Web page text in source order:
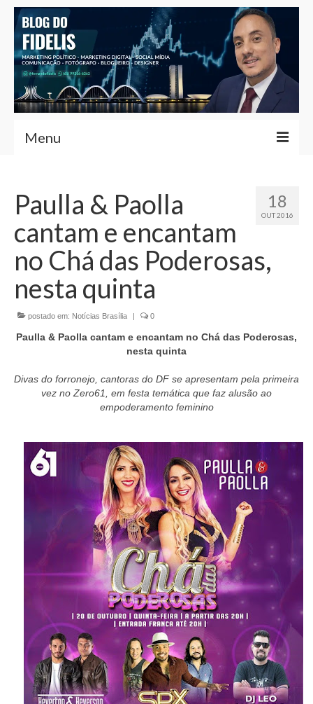
Menu
Fernando Fidelis
Café com Fidelis
Notícias Brasília
Contato
Currículo
18
OUT 2016
Paulla & Paolla
cantam e encantam
no Chá das Poderosas,
nesta quinta
postado em: Notícias Brasília | 0
Paulla & Paolla cantam e encantam no Chá das Poderosas,
nesta quinta
Divas do forronejo, cantoras do DF se apresentam pela primeira
vez no Zero61, em festa temática que faz alusão ao
empoderamento feminino